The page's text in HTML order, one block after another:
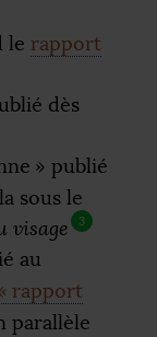
le rapport
dès
» publié
sous le
visage 3
au
rapport
parallèle